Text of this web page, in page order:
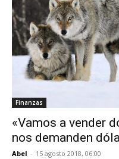
Finanzas
«Vamos a vender
nos demanden
Abel - 15 agosto 2018, 06:00